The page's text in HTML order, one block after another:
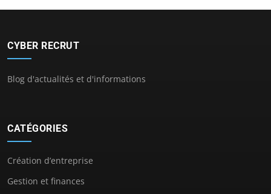
CYBER RECRUT
Blog d'actualités et d'informations
CATÉGORIES
Création d’entreprise
Gestion et finances